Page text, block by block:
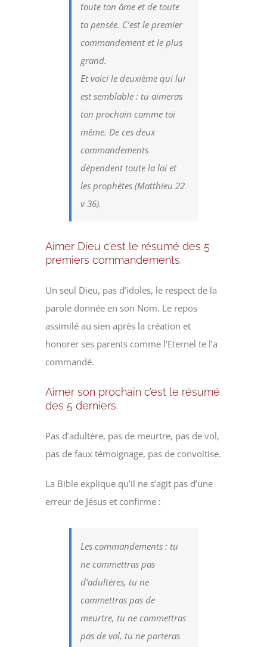
toute ton âme et de toute
ta pensée. C’est le premier
commandement et le plus
grand.
Et voici le deuxième qui lui
est semblable : tu aimeras
ton prochain comme toi
même. De ces deux
commandements
dépendent toute la loi et
les prophètes (Matthieu 22
v 36).
Aimer Dieu c’est le résumé des 5
premiers commandements.
Un seul Dieu, pas d’idoles, le respect de la
parole donnée en son Nom. Le repos
assimilé au sien après la création et
honorer ses parents comme l’Eternel te l’a
commandé.
Aimer son prochain c’est le résumé
des 5 derniers.
Pas d’adultère, pas de meurtre, pas de vol,
pas de faux témoignage, pas de convoitise.
La Bible explique qu’il ne s’agit pas d’une
erreur de Jésus et confirme :
Les commandements : tu
ne commettras pas
d’adultères, tu ne
commettras pas de
meurtre, tu ne commettras
pas de vol, tu ne porteras